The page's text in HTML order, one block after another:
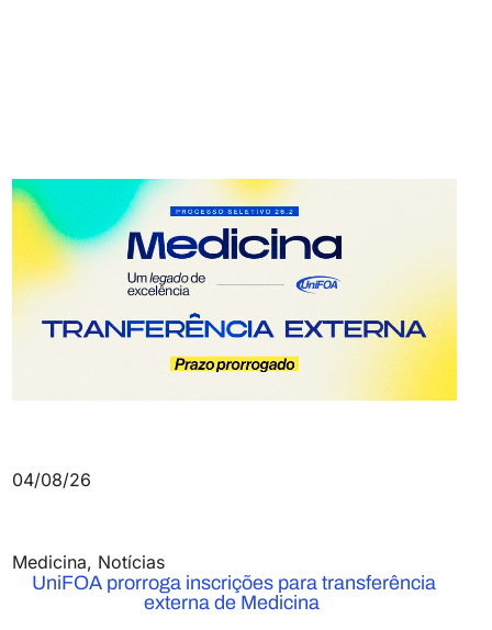
04/08/26
Medicina, Notícias
UniFOA prorroga inscrições para transferência
externa de Medicina